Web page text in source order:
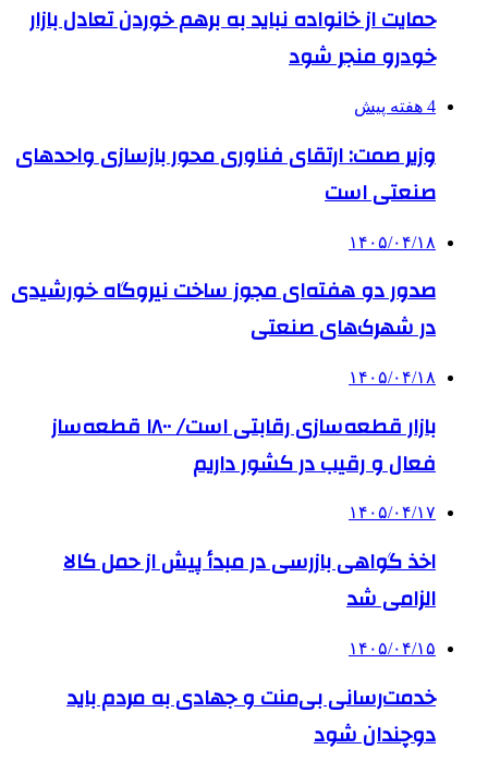
حمایت از خانواده نباید به برهم خوردن تعادل بازار
خودرو منجر شود
4 هفته پیش
وزیر صمت: ارتقای فناوری محور بازسازی واحدهای
صنعتی است
۱۴۰۵/۰۴/۱۸
صدور دو هفته‌ای مجوز ساخت نیروگاه خورشیدی
در شهرک‌های صنعتی
۱۴۰۵/۰۴/۱۸
بازار قطعه‌سازی رقابتی است/ ۱۸۰۰ قطعه‌ساز
فعال و رقیب در کشور داریم
۱۴۰۵/۰۴/۱۷
اخذ گواهی بازرسی در مبدأ پیش از حمل کالا
الزامی شد
۱۴۰۵/۰۴/۱۵
خدمت‌رسانی بی‌منت و جهادی به مردم باید
دوچندان شود